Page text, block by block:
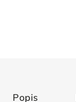
Popis